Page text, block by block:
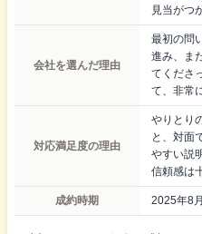
見当がつ
会社を選んだ理由
最初の問
進み、ま
てくださ
て、非常
対応満足度の理由
やりとり
と、対面
やすい説
信頼感は
成約時期 2025年8月